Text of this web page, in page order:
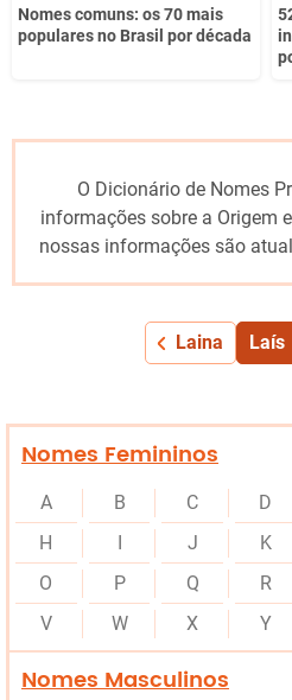
Nomes comuns: os 70 mais
populares no Brasil por década
O Dicionário de Nomes
informações sobre a Origem
nossas informações são
Laina Laís
Nomes Femininos
A B C D
H
J K
O
P Q R
V
W X Y
Nomes Masculinos